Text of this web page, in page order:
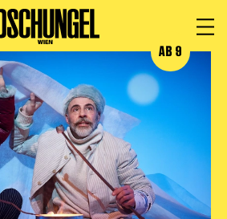
BARRIEREFREI
AB 9